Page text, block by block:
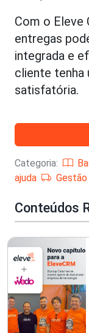
Com o Eleve
entregas
integrada e
cliente tenha
satisfatória.
Categoria:
ajuda
Conteúdos